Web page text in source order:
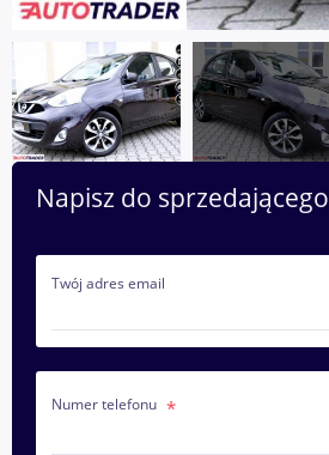
Napisz do sprzedającego
Twój adres email
Numer telefonu